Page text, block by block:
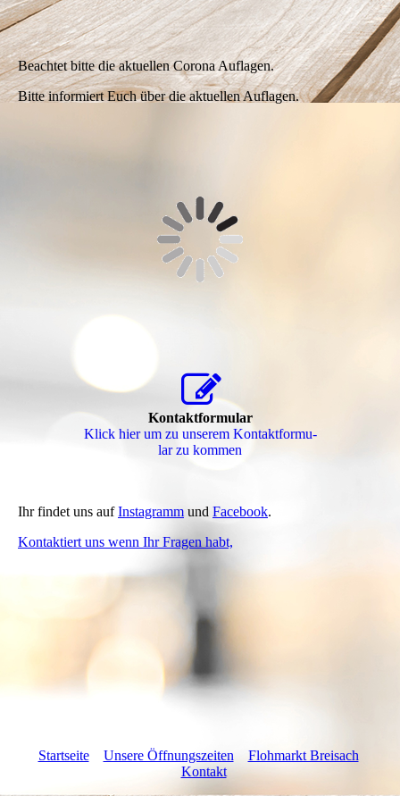
Beachtet bitte die aktuellen Corona Auflagen.
Bitte informiert Euch über die aktuellen Auflagen.
Ihr findet uns auf InstagrammundFacebook .
Kontaktiert uns wenn Ihr Fragen habt,
Startseite Unsere Öffnungszeiten
Kontakt
Cookie-Einstellungen
Diese Webseite verwendet Cookies, um Besuchern ein optimales